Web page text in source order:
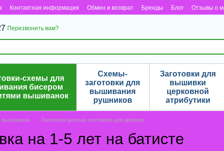
Контактная информация Обмен и возврат Бренды Блог Отзывы о
Перезвонить вам?
схемы для
бисером
вышиванок
Схемы-
заготовки для
вышивания
рушников
Заготовки для
вышивки
церковной
атрибутики
вышиванок Заготовки детских костюмов для девочек
на 1-5 лет на батисте